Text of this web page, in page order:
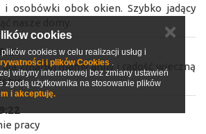
osobówki obok okien. Szybko jadący
nasze domy.
zmarłej mamy anny i radość wieczną
pracy
cookies
cookies w celu realizacji usług i
i plików Cookies .
witryny internetowej bez zmiany ustawień
zgodą użytkownika na stosowanie plików
i akceptuję.
✕